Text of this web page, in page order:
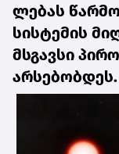
ლე­ბას
სის­ტე­მის
მსგავ­სი
არ­სე­ბობ­დეს.